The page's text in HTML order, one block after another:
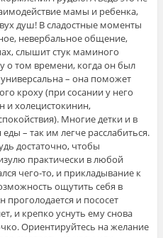
мамы и ребенка,
душ! В сладостные моменты
невербальное общение,
слышит стук маминого
о том времени, когда он был
– она поможет
кроху (при сосании у него
и холецистокинин,
Многие детки и в
– так им легче расслабиться.
достаточно, чтобы
практически в любой
чего-то, и прикладывание к
ощутить себя в
проголодается и пососет
и крепко уснуть ему снова
Ориентируйтесь на желание